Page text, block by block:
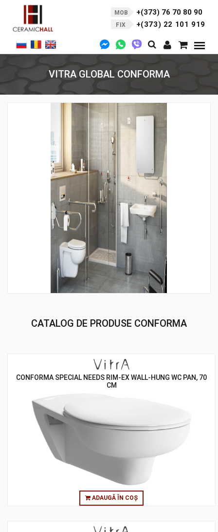
MOB +(373) 76 70 80 90
FIX +(373) 22 101 919
VITRA GLOBAL CONFORMA
CATALOG DE PRODUSE CONFORMA
CONFORMA SPECIAL NEEDS RIM-EX WALL-HUNG WC PAN, 70
CM
ADAUGĂ ÎN COȘ